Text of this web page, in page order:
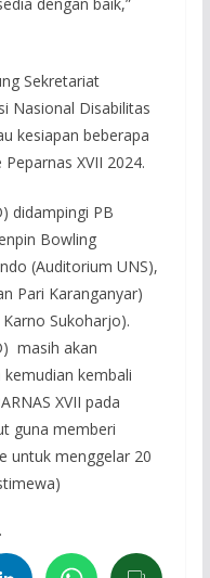
Sekretariat
Nasional Disabilitas
kesiapan beberapa
XVII 2024.
didampingi PB
Bowling
(Auditorium UNS),
Pari Karanganyar)
Sukoharjo).
masih akan
kembali
XVII pada
guna memberi
untuk menggelar 20